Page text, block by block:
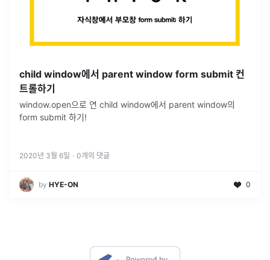
child window에서 parent window form submit 컨
트롤하기
window.open으로 연 child window에서 parent window의
form submit 하기!
2020년 3월 6일 · 0개의 댓글
by HYE-ON 0